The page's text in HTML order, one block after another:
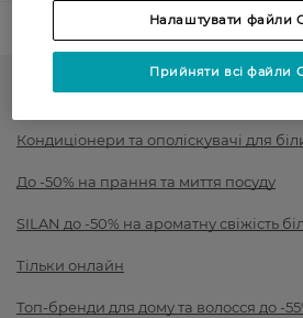
Засоби для прання
Кондиціонери та ополіскувачі для
До -50% на прання та миття посуду
SILAN до -50% на ароматну свіжість
Тільки онлайн
Топ-бренди для дому та волосся до -
Налаштувати файли
Прийняти всі файли